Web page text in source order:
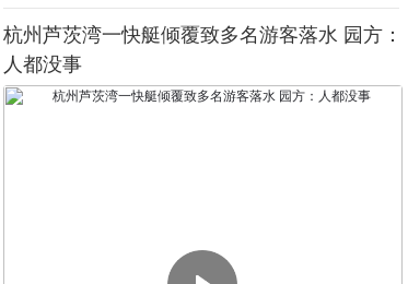
杭州芦茨湾一快艇倾覆致多名游客落水 园方：
人都没事